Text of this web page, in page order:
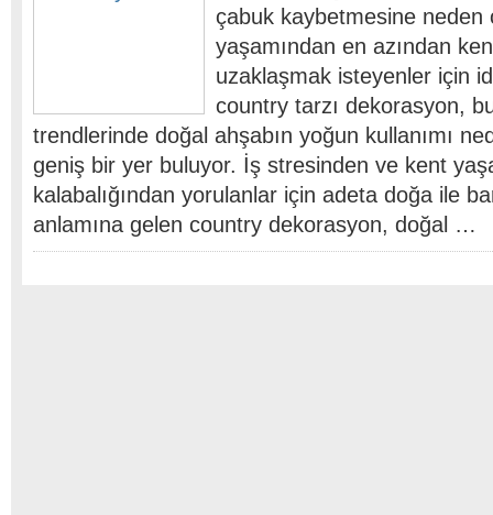
çabuk kaybetmesine neden
yaşamından en azından
uzaklaşmak isteyenler için
country tarzı dekorasyon,
trendlerinde doğal ahşabın yoğun kullanımı
geniş bir yer buluyor. İş stresinden ve kent
kalabalığından yorulanlar için adeta doğa ile
anlamına gelen country dekorasyon, doğal …